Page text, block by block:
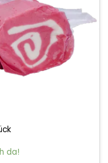
da!